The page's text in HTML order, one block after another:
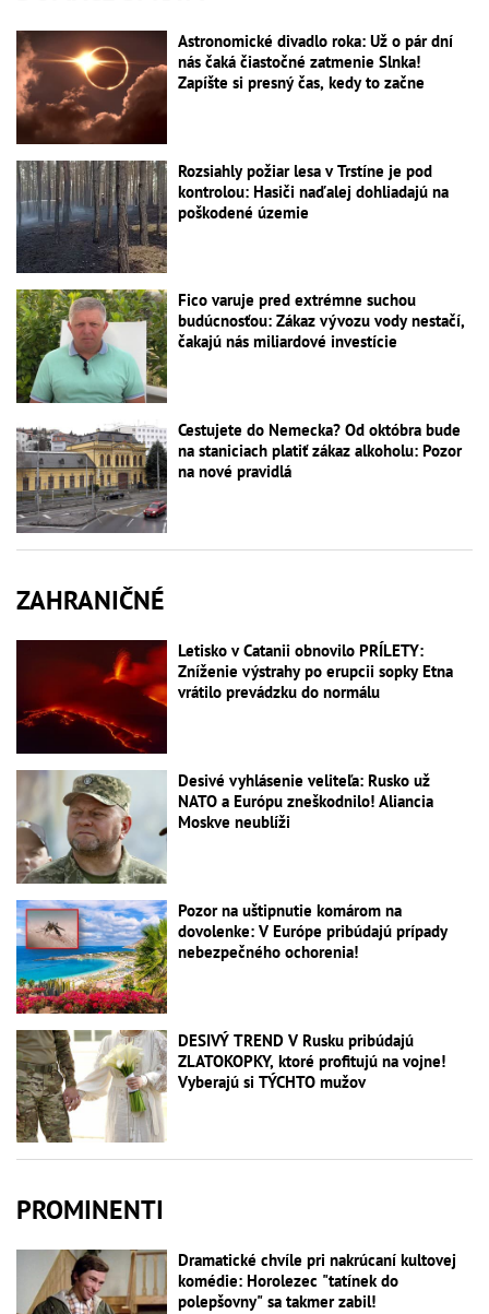
Astronomické divadlo roka: Už o pár dní
nás čaká čiastočné zatmenie Slnka!
Zapíšte si presný čas, kedy to začne
Rozsiahly požiar lesa v Trstíne je pod
kontrolou: Hasiči naďalej dohliadajú na
poškodené územie
Fico varuje pred extrémne suchou
budúcnosťou: Zákaz vývozu vody nestačí,
čakajú nás miliardové investície
Cestujete do Nemecka? Od októbra bude
na staniciach platiť zákaz alkoholu: Pozor
na nové pravidlá
ZAHRANIČNÉ
Letisko v Catanii obnovilo PRÍLETY:
Zníženie výstrahy po erupcii sopky Etna
vrátilo prevádzku do normálu
Desivé vyhlásenie veliteľa: Rusko už
NATO a Európu zneškodnilo! Aliancia
Moskve neublíži
Pozor na uštipnutie komárom na
dovolenke: V Európe pribúdajú prípady
nebezpečného ochorenia!
DESIVÝ TREND V Rusku pribúdajú
ZLATOKOPKY, ktoré profitujú na vojne!
Vyberajú si TÝCHTO mužov
PROMINENTI
Dramatické chvíle pri nakrúcaní kultovej
komédie: Horolezec "tatínek do
polepšovny" sa takmer zabil!